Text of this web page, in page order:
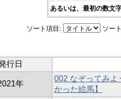
あるいは、最初の数文
ソート項目: ソー
行日
年
002 なぞってみよ
かった絵馬】